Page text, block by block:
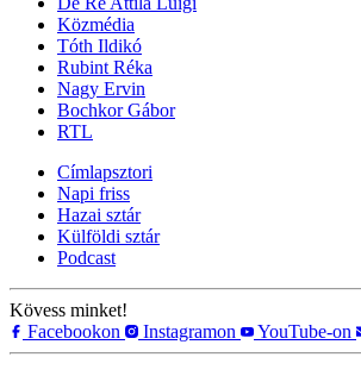
Közmédia
Tóth Ildikó
Rubint Réka
Nagy Ervin
Bochkor Gábor
RTL
Címlapsztori
Napi friss
Hazai sztár
Külföldi sztár
Podcast
Kövess minket!
Facebookon
Instagramon YouTube-on